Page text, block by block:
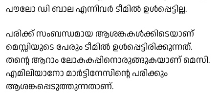
പൗലോ ഡി ബാല എന്നിവര്‍ ടീമില്‍ ഉള്‍പ്പെട്ടില്ല.
പരിക്ക് സംബന്ധമായ ആശങ്കകള്‍ക്കിടെയാണ്
മെസ്സിയുടെ പേരും ടീമില്‍ ഉള്‍പ്പെട്ടിരിക്കുന്നത്.
തന്റെ ആറാം ലോകകപ്പിനൊരുങ്ങുകയാണ് മെസി.
എമിലിയാനോ മാര്‍ട്ടിനേസിന്റെ പരിക്കും
ആശങ്കപ്പെടുത്തുന്നതാണ്.